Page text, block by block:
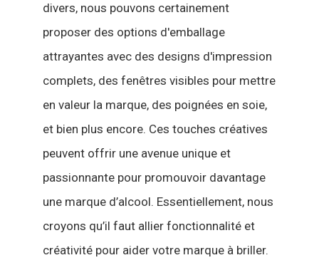
divers, nous pouvons certainement
proposer des options d'emballage
attrayantes avec des designs d'impression
complets, des fenêtres visibles pour mettre
en valeur la marque, des poignées en soie,
et bien plus encore. Ces touches créatives
peuvent offrir une avenue unique et
passionnante pour promouvoir davantage
une marque d’alcool. Essentiellement, nous
croyons qu’il faut allier fonctionnalité et
créativité pour aider votre marque à briller.